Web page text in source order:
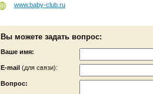
www.baby-club.ru
Вы можете задать вопрос:
Ваше имя:
Е-mail (для связи):
Вопрос: